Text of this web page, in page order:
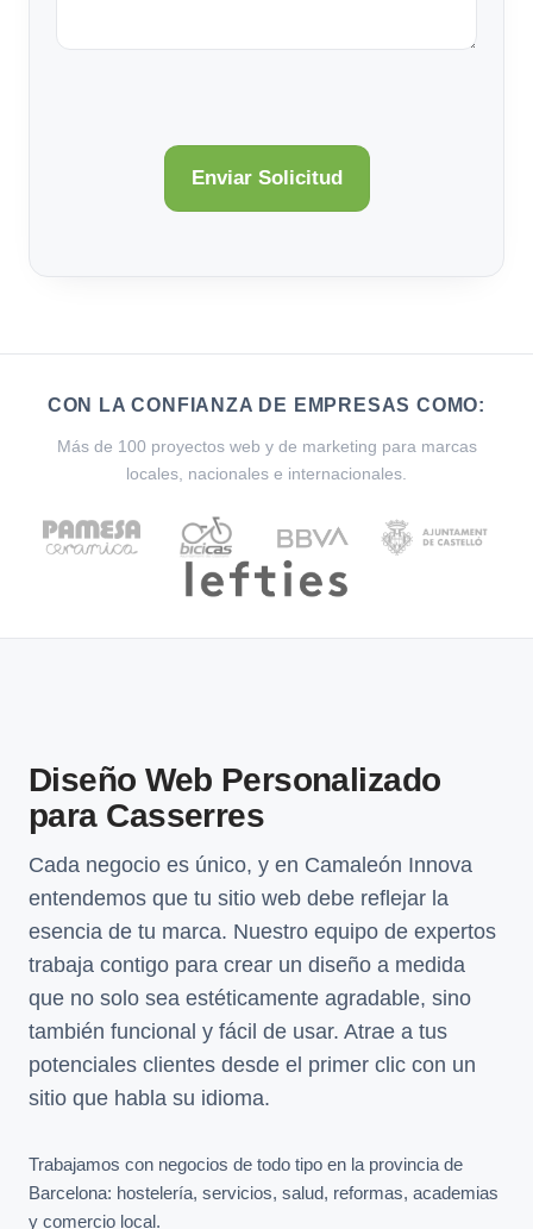
CON LA CONFIANZA DE EMPRESAS COMO:
Más de 100 proyectos web y de marketing para marcas
locales, nacionales e internacionales.
Diseño Web Personalizado
para Casserres
Cada negocio es único, y en Camaleón Innova
entendemos que tu sitio web debe reflejar la
esencia de tu marca. Nuestro equipo de expertos
trabaja contigo para crear un diseño a medida
que no solo sea estéticamente agradable, sino
también funcional y fácil de usar. Atrae a tus
potenciales clientes desde el primer clic con un
sitio que habla su idioma.
Trabajamos con negocios de todo tipo en la provincia de
Barcelona: hostelería, servicios, salud, reformas, academias
y comercio local.